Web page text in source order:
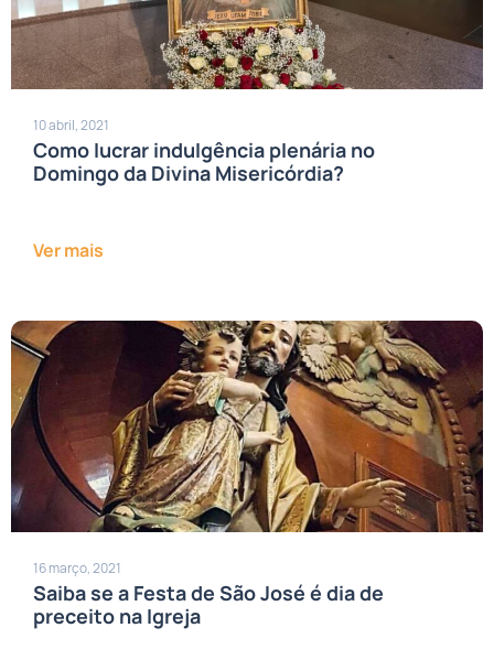
10 abril, 2021
Como lucrar indulgência plenária no
Domingo da Divina Misericórdia?
Ver mais
16 março, 2021
Saiba se a Festa de São José é dia de
preceito na Igreja